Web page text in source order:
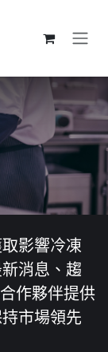
影響冷凍
消息、趨
作夥伴提供
市場領先